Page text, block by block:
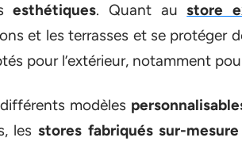
esthétiques. Quant austore
et les terrasses et se protéger
pour l’extérieur, notamment
modèles
les stores fabriqués sur-mesure